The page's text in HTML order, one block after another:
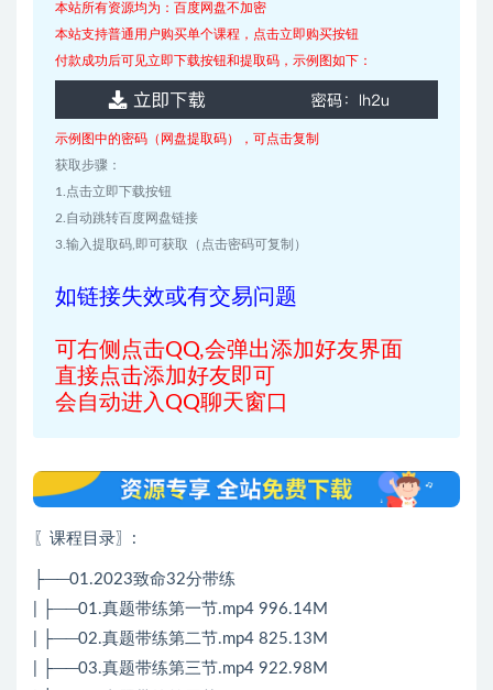
本站所有资源均为：百度网盘不加密
本站支持普通用户购买单个课程，点击立即购买按钮
付款成功后可见立即下载按钮和提取码，示例图如下：
示例图中的密码（网盘提取码），可点击复制
获取步骤：
1.点击立即下载按钮
2.自动跳转百度网盘链接
3.输入提取码,即可获取（点击密码可复制）
如链接失效或有交易问题
可右侧点击QQ,会弹出添加好友界面
直接点击添加好友即可
会自动进入QQ聊天窗口
〖课程目录〗 :
├──01.2023致命32分带练
| ├──01.真题带练第一节.mp4 996.14M
| ├──02.真题带练第二节.mp4 825.13M
| ├──03.真题带练第三节.mp4 922.98M